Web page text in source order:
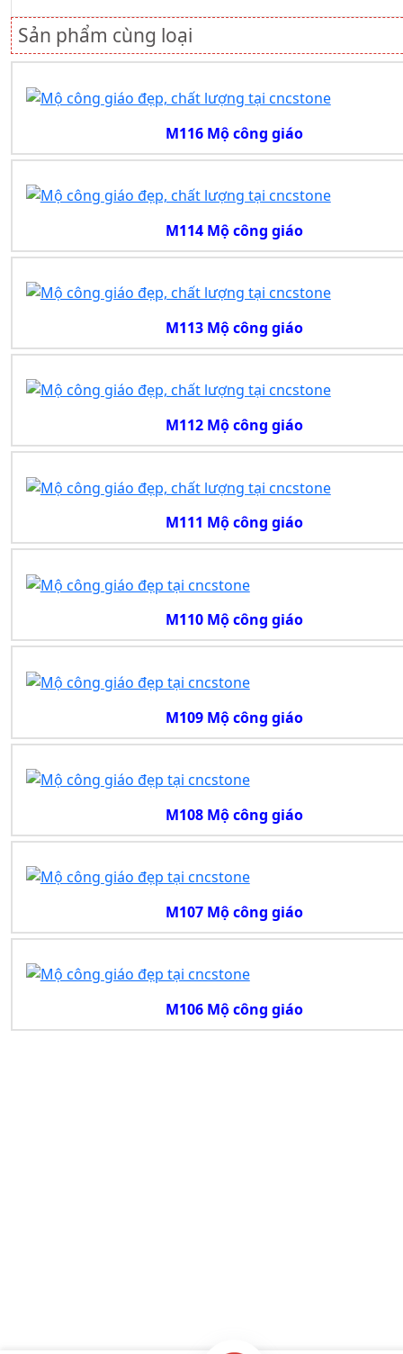
Sản phẩm cùng loại
M116 Mộ công giáo
M114 Mộ công giáo
M113 Mộ công giáo
M112 Mộ công giáo
M111 Mộ công giáo
M110 Mộ công giáo
M109 Mộ công giáo
M108 Mộ công giáo
M107 Mộ công giáo
M106 Mộ công giáo